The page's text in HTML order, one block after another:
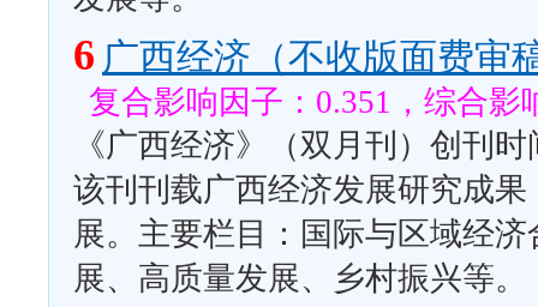
6 广西经济（不收版面费审
复合影响因子：0.351，综合影
《广西经济》（双月刊）创刊
该刊刊载广西经济发展研究成
展。主要栏目：国际与区域经
展、高质量发展、乡村振兴等。